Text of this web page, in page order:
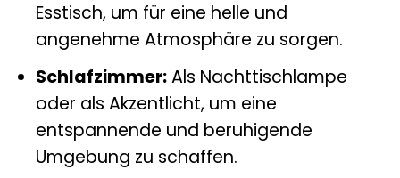
Esstisch, um für eine helle und
angenehme Atmosphäre zu sorgen.
Schlafzimmer:Als Nachttischlampe
oder als Akzentlicht, um eine
entspannende und beruhigende
Umgebung zu schaffen.